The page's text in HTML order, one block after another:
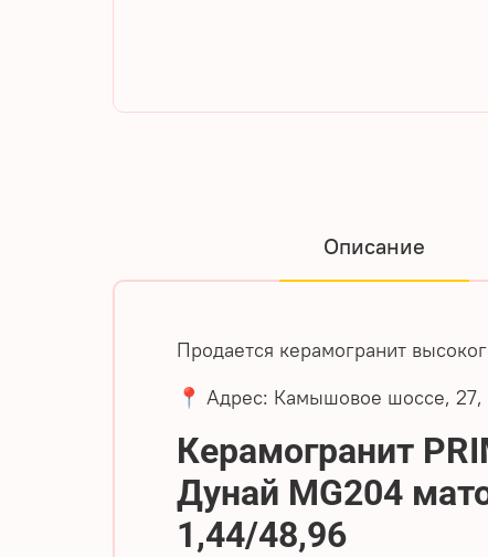
Описание
Продается керамогранит
📍 Адрес: Камышовое шоссе, 27,
Керамогранит
Дунай MG204
1,44/48,96